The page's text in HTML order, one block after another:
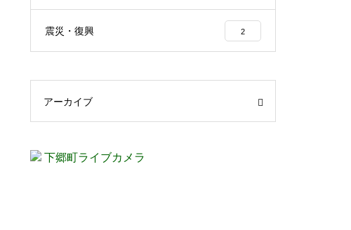
震災・復興 2
アーカイブ
下郷町ライブカメラ